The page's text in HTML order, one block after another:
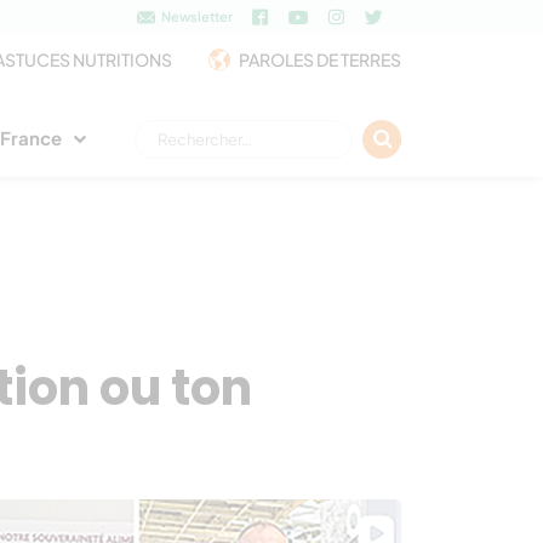
Newsletter
NUTRITIONS PAROLES DE TERRES
ou ton